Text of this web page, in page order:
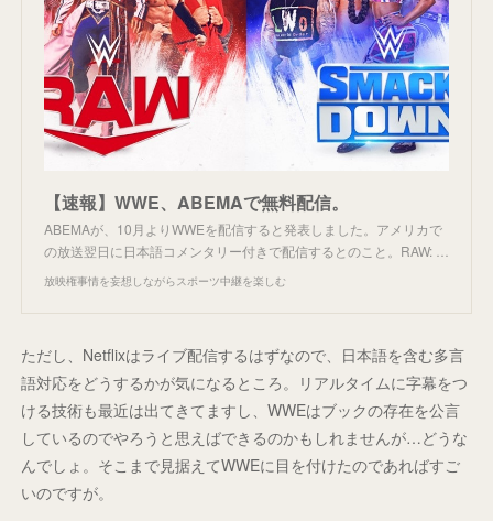
【速報】WWE、ABEMAで無料配信。
ABEMAが、10月よりWWEを配信すると発表しました。アメリカで
の放送翌日に日本語コメンタリー付きで配信するとのこと。RAW: …
放映権事情を妄想しながらスポーツ中継を楽しむ
ただし、Netflixはライブ配信するはずなので、日本語を含む多言
語対応をどうするかが気になるところ。リアルタイムに字幕をつ
ける技術も最近は出てきてますし、WWEはブックの存在を公言
しているのでやろうと思えばできるのかもしれませんが…どうな
んでしょ。そこまで見据えてWWEに目を付けたのであればすご
いのですが。